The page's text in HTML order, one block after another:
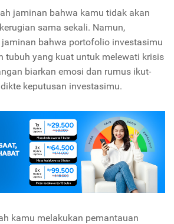
jaminan bahwa kamu tidak akan
sama sekali. Namun,
bahwa portofolio investasimu
tubuh yang kuat untuk melewati krisis
biarkan emosi dan rumus ikut-
keputusan investasimu.
kamu melakukan pemantauan